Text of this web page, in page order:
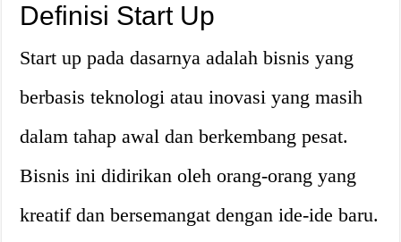
Definisi Start Up
Start up pada dasarnya adalah bisnis yang
berbasis teknologi atau inovasi yang masih
dalam tahap awal dan berkembang pesat.
Bisnis ini didirikan oleh orang-orang yang
kreatif dan bersemangat dengan ide-ide baru.